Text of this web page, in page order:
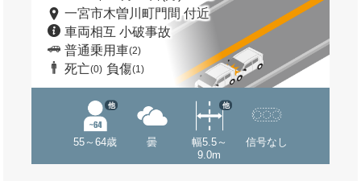
一宮市木曽川町門間 付近
車両相互 小破事故
普通乗用車(2)
死亡(0) 負傷(1)
55～64歳
他
曇
幅5.5～
9.0m
他
信号なし